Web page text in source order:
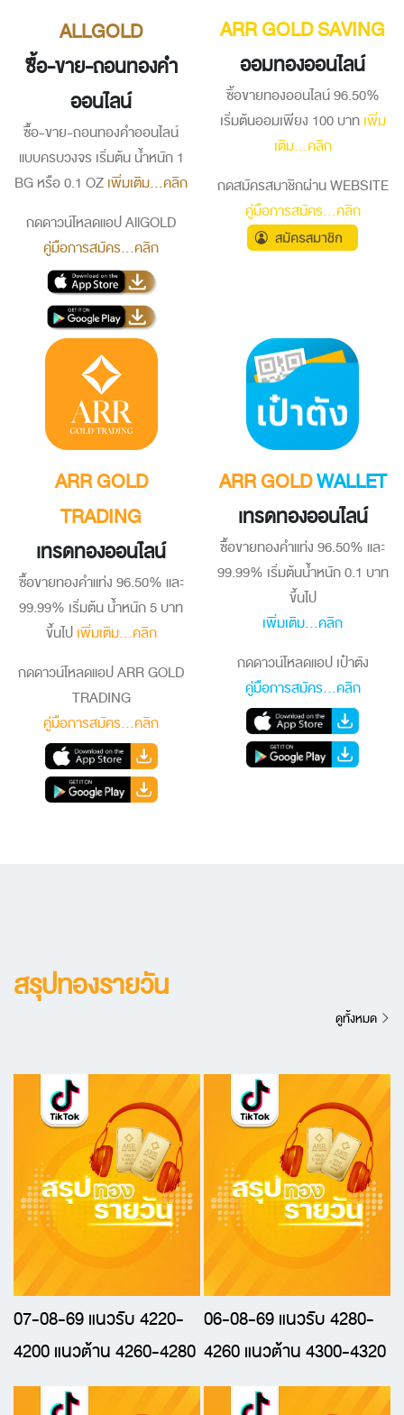
ALLGOLD
ซื้อ-ขาย-ถอนทองคำ
ออนไลน์
ซื้อ-ขาย-ถอนทองคำออนไลน์
แบบครบวงจร เริ่มต้น น้ำหนัก 1
BG หรือ 0.1 OZ เพิ่มเติม...คลิก
กดดาวน์โหลดแอป AllGOLD
คู่มือการสมัคร...คลิก
ARR GOLD SAVING
ออมทองออนไลน์
ซิ้อขายทองออนไลน์ 96.50%
เริ่มต้นออมเพียง 100 บาท เพิ่ม
เติม...คลิก
กดสมัครสมาชิกผ่าน WEBSITE
คู่มือการสมัคร...คลิก
ARR GOLD
TRADING
เทรดทองออนไลน์
ซื้อขายทองคำแท่ง 96.50% และ
99.99% เริ่มต้น น้ำหนัก 5 บาท
ขึ้นไป เพิ่มเติม...คลิก
กดดาวน์โหลดแอป ARR GOLD
TRADING
คู่มือการสมัคร...คลิก
ARR GOLDWALLET
เทรดทองออนไลน์
ซื้อขายทองคำแท่ง 96.50% และ
99.99% เริ่มต้นน้ำหนัก 0.1 บาท
ขึ้นไป
เพิ่มเติม...คลิก
กดดาวน์โหลดแอป เป๋าตัง
คู่มือการสมัคร...คลิก
สรุปทองรายวัน
ดูทั้งหมด
07-08-69 แนวรับ 4220-
4200 แนวต้าน 4260-4280
06-08-69 แนวรับ 4280-
4260 แนวต้าน 4300-4320